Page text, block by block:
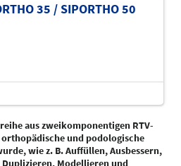
35 / SIPORTHO 50
aus zweikomponentigen RTV-
und podologische
wie z. B. Auffüllen, Ausbessern,
Modellieren und